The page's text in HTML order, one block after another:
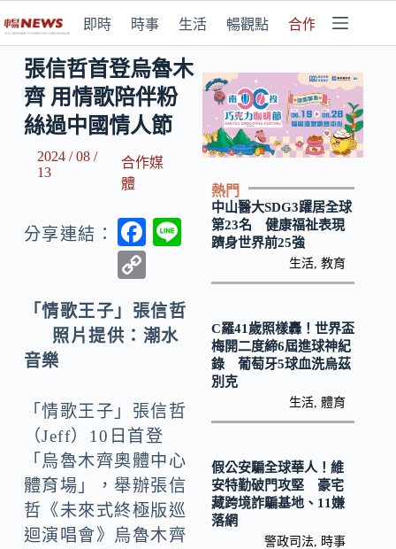
即時 時事 生活 暢觀點 合作媒體
張信哲首登烏魯木
齊 用情歌陪伴粉
絲過中國情人節
2024 / 08 /
13
合作媒
體
分享連結：
F
b
o
k
o
p
y
n
k
「情歌王子」張信哲
照片提供：潮水
音樂
「情歌王子」張信哲
（Jeff）10日首登
「烏魯木齊奧體中心
體育場」，舉辦張信
哲《未來式終極版巡
迴演唱會》烏魯木齊
熱門
中山醫大SDG3躍居全球
第23名 健康福祉表現
躋身世界前25強
生活 ,教育
C羅41歲照樣轟！世界盃
梅開二度締6屆進球神紀
錄 葡萄牙5球血洗烏茲
別克
生活 ,體育
假公安騙全球華人！維
安特勤破門攻堅 豪宅
藏跨境詐騙基地、11嫌
落網
警政司法 時事